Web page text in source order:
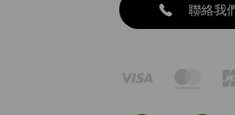
聯絡我